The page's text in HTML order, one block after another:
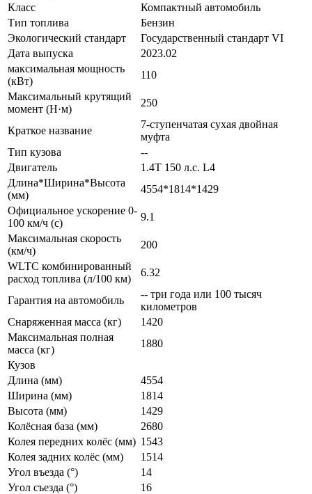
Класс
Компактный автомобиль
Тип топлива
Бензин
Экологический стандарт
Государственный стандарт VI
Дата выпуска
2023.02
максимальная мощность
(кВт)
110
Максимальный крутящий
момент (Н·м)
250
Краткое название
7-ступенчатая сухая двойная
муфта
Тип кузова
--
Двигатель
1.4T 150 л.с. L4
Длина*Ширина*Высота
(мм)
4554*1814*1429
Официальное ускорение 0-
100 км/ч (с)
9.1
Максимальная скорость
(км/ч)
200
WLTC комбинированный
расход топлива (л/100 км)
6.32
Гарантия на автомобиль
-- три года или 100 тысяч
километров
Снаряженная масса (кг)
1420
Максимальная полная
масса (кг)
1880
Кузов
Длина (мм)
4554
Ширина (мм)
1814
Высота (мм)
1429
Колёсная база (мм)
2680
Колея передних колёс (мм) 1543
Колея задних колёс (мм)
1514
Угол въезда (°)
14
Угол съезда (°)
16